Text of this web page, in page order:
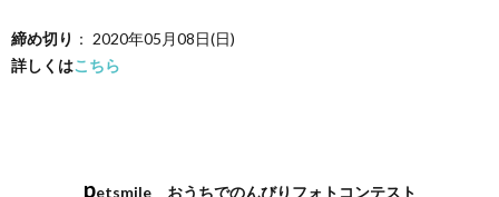
締め切り ： 2020年05月08日(日)
詳しくはこちら
petsmile おうちでのんびりフォトコンテスト